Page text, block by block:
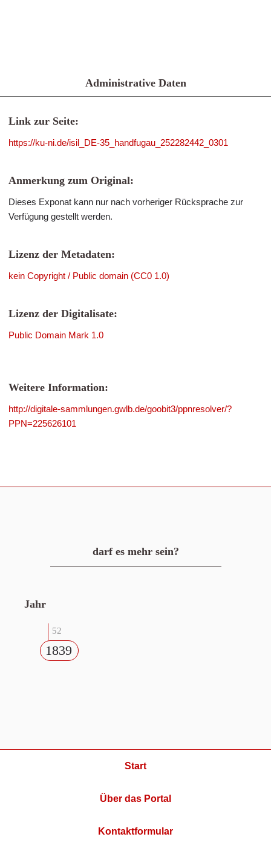
Administrative Daten
Link zur Seite:
https://ku-ni.de/isil_DE-35_handfugau_252282442_0301
Anmerkung zum Original:
Dieses Exponat kann nur nach vorheriger Rücksprache zur
Verfügung gestellt werden.
Lizenz der Metadaten:
kein Copyright / Public domain (CC0 1.0)
Lizenz der Digitalisate:
Public Domain Mark 1.0
Weitere Information:
http://digitale-sammlungen.gwlb.de/goobit3/ppnresolver/?
PPN=225626101
darf es mehr sein?
Jahr
52
1839
Start
Über das Portal
Kontaktformular